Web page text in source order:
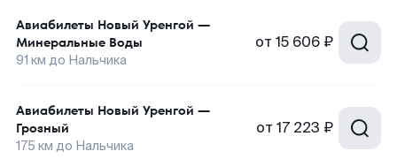
Авиабилеты Новый Уренгой —
Минеральные Воды
91 км до Нальчика
от 15 606 ₽
Авиабилеты Новый Уренгой —
Грозный
175 км до Нальчика
от 17 223 ₽